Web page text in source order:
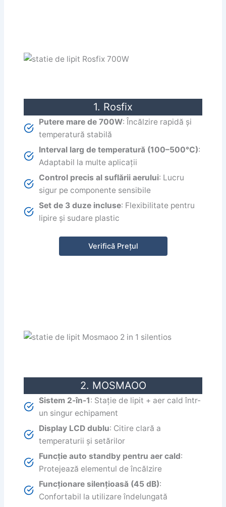
1. Rosfix
Putere mare de 700W: Încălzire rapidă și
temperatură stabilă
Interval larg de temperatură (100–500°C):
Adaptabil la multe aplicații
Control precis al suflării aerului: Lucru
sigur pe componente sensibile
Set de 3 duze incluse: Flexibilitate pentru
lipire și sudare plastic
Verifică Prețul
2. MOSMAOO
Sistem 2-în-1: Stație de lipit + aer cald într-
un singur echipament
Display LCD dublu: Citire clară a
temperaturii și setărilor
Funcție auto standby pentru aer cald:
Protejează elementul de încălzire
Funcționare silențioasă (45 dB):
Confortabil la utilizare îndelungată